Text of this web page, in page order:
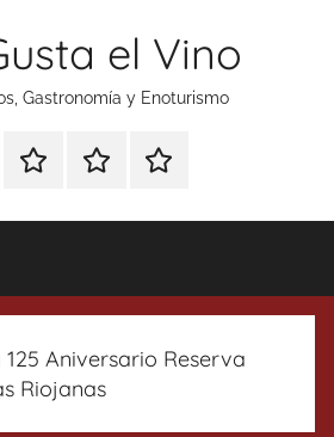
el Vino
Gastronomía y Enoturismo
Enoturismo
Gastronomía
RankingContacto
125 Aniversario Reserva
Riojanas